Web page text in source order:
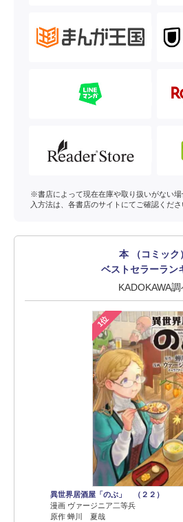
※書店によって現在在庫や取り扱いがない
入方法は、各書店のサイトにてご確認くださ
本 （コミック）
ベストセラーラン
KADOKAWA調
1位
異世界居酒屋「のぶ」 （２２）
漫画 ヴァージニア二等兵
原作 蝉川 夏哉